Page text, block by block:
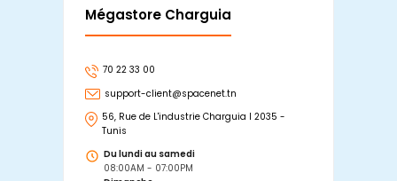
Mégastore Charguia
70 22 33 00
support-client@spacenet.tn
56, Rue de L'industrie Charguia I 2035 -
Tunis
Du lundi au samedi
08:00AM - 07:00PM